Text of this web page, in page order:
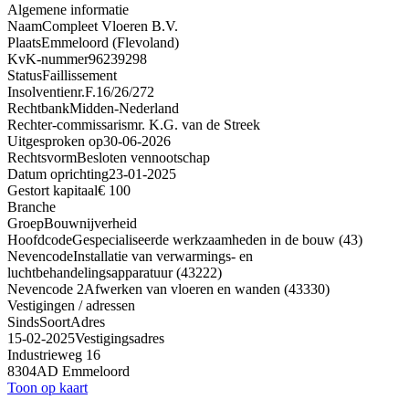
Algemene informatie
NaamCompleet Vloeren B.V.
PlaatsEmmeloord (Flevoland)
KvK-nummer96239298
StatusFaillissement
Insolventienr.F.16/26/272
RechtbankMidden-Nederland
Rechter-commissarismr. K.G. van de Streek
Uitgesproken op30-06-2026
RechtsvormBesloten vennootschap
Datum oprichting23-01-2025
Gestort kapitaal€ 100
Branche
GroepBouwnijverheid
HoofdcodeGespecialiseerde werkzaamheden in de bouw (43)
NevencodeInstallatie van verwarmings- en
luchtbehandelingsapparatuur (43222)
Nevencode 2Afwerken van vloeren en wanden (43330)
Vestigingen / adressen
SindsSoortAdres
15-02-2025Vestigingsadres
Industrieweg 16
8304AD Emmeloord
Toon op kaart